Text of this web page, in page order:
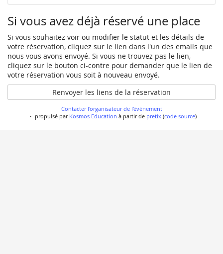
Si vous avez déjà réservé une place
Si vous souhaitez voir ou modifier le statut et les détails de
votre réservation, cliquez sur le lien dans l'un des emails que
nous vous avons envoyé. Si vous ne trouvez pas le lien,
cliquez sur le bouton ci-contre pour demander que le lien de
votre réservation vous soit à nouveau envoyé.
Renvoyer les liens de la réservation
Contacter l'organisateur de l'évènement
propulsé par Kosmos Education à partir de pretix(code source)